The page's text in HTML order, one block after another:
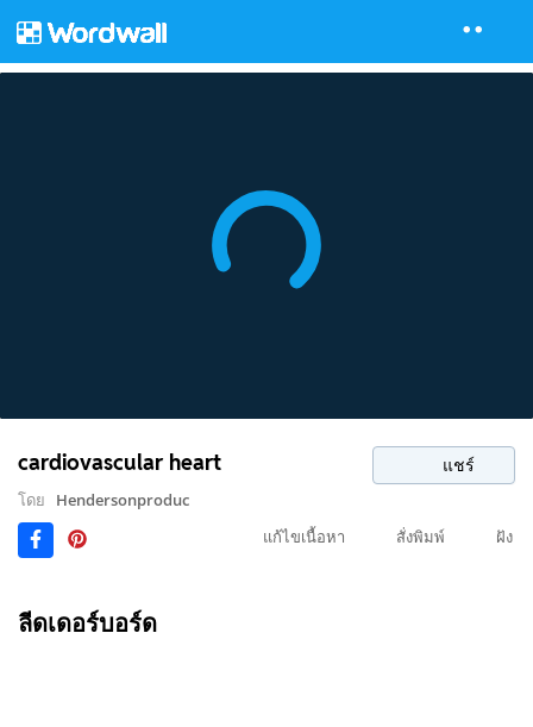
cardiovascular heart แชร์
โดย
Hendersonproduc
แก้ไขเนื้อหา
สั่งพิมพ์ ฝัง
ลีดเดอร์บอร์ด